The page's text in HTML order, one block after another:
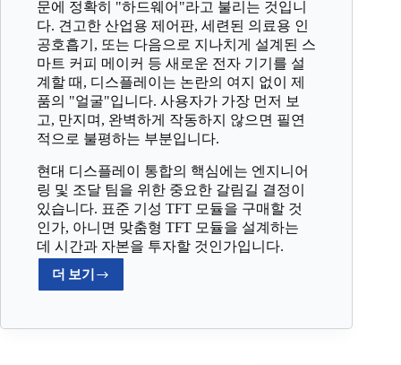
문에 정확히 "하드웨어"라고 불리는 것입니
다. 견고한 산업용 제어판, 세련된 의료용 인
공호흡기, 또는 다음으로 지나치게 설계된 스
마트 커피 메이커 등 새로운 전자 기기를 설
계할 때, 디스플레이는 논란의 여지 없이 제
품의 "얼굴"입니다. 사용자가 가장 먼저 보
고, 만지며, 완벽하게 작동하지 않으면 필연
적으로 불평하는 부분입니다.
현대 디스플레이 통합의 핵심에는 엔지니어
링 및 조달 팀을 위한 중요한 갈림길 결정이
있습니다. 표준 기성 TFT 모듈을 구매할 것
인가, 아니면 맞춤형 TFT 모듈을 설계하는
데 시간과 자본을 투자할 것인가입니다.
더 보기